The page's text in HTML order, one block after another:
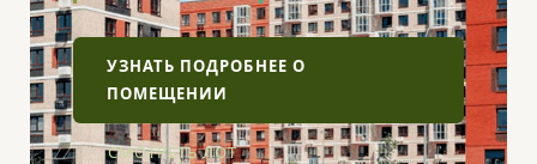
УЗНАТЬ ПОДРОБНЕЕ О
ПОМЕЩЕНИИ
СМОТРЕТЬ ЛОТ